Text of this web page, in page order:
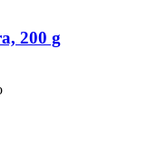
200 g